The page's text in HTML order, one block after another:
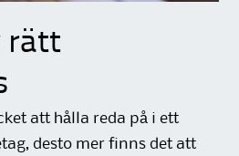
rätt
att hålla reda på i ett
desto mer finns det att